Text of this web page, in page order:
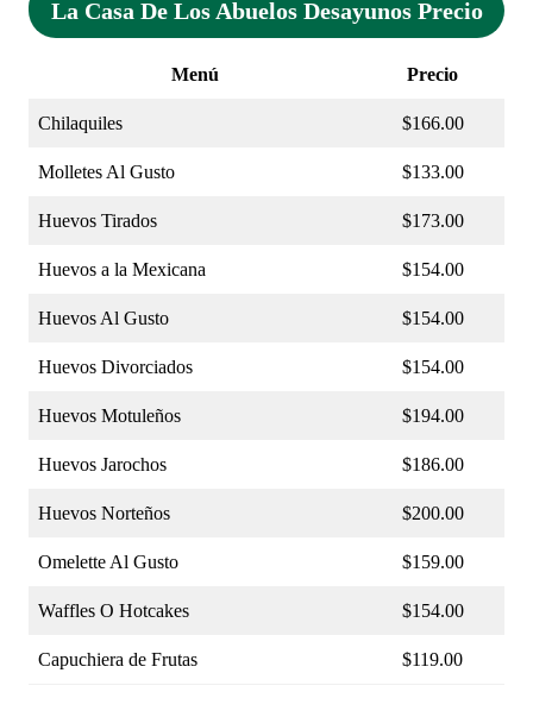
La Casa De Los Abuelos Desayunos Precio
Menú Precio
Chilaquiles $166.00
Molletes Al Gusto $133.00
Huevos Tirados $173.00
Huevos a la Mexicana $154.00
Huevos Al Gusto $154.00
Huevos Divorciados $154.00
Huevos Motuleños $194.00
Huevos Jarochos $186.00
Huevos Norteños $200.00
Omelette Al Gusto $159.00
Waffles O Hotcakes $154.00
Capuchiera de Frutas $119.00